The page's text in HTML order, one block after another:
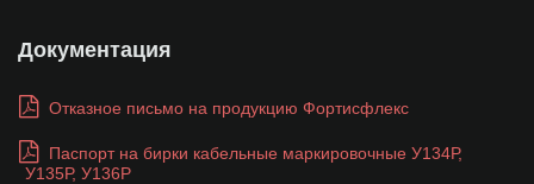
Документация
Отказное письмо на продукцию Фортисфлекс
Паспорт на бирки кабельные маркировочные У134Р,
У135Р, У136Р